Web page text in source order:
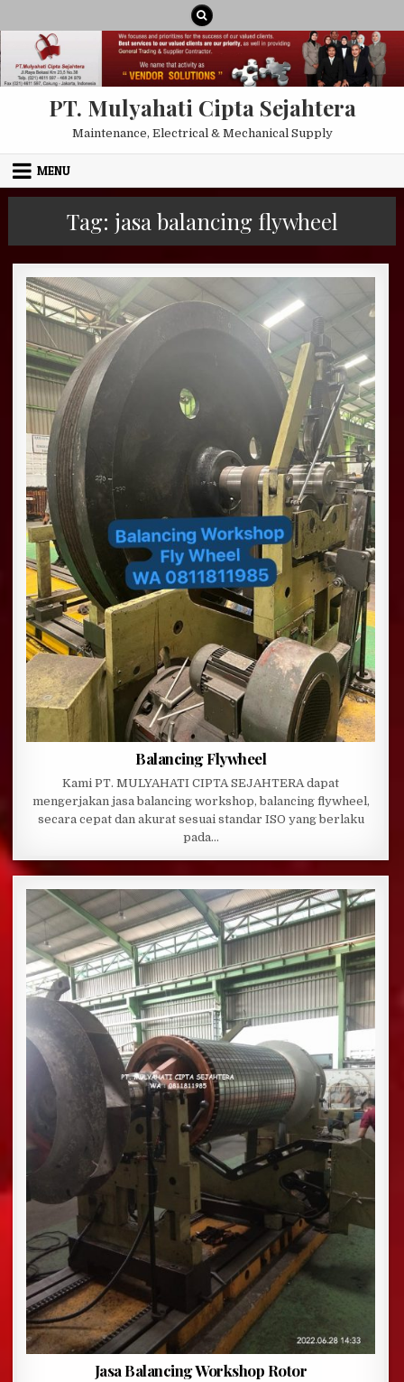
PT. Mulyahati Cipta Sejahtera
Maintenance, Electrical & Mechanical Supply
MENU
Tag: jasa balancing flywheel
Balancing Flywheel
Kami PT. MULYAHATI CIPTA SEJAHTERA dapat
mengerjakan jasa balancing workshop, balancing flywheel,
secara cepat dan akurat sesuai standar ISO yang berlaku
pada…
Jasa Balancing Workshop Rotor